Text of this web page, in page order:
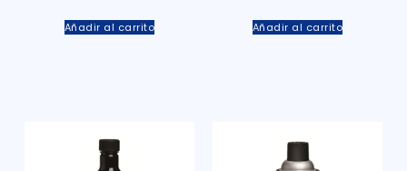
Añadir al carrito Añadir al carrito